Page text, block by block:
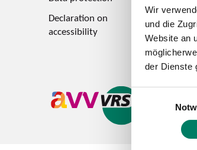
Wir
und die
Website an
der Dienste
Declaration on
accessibility